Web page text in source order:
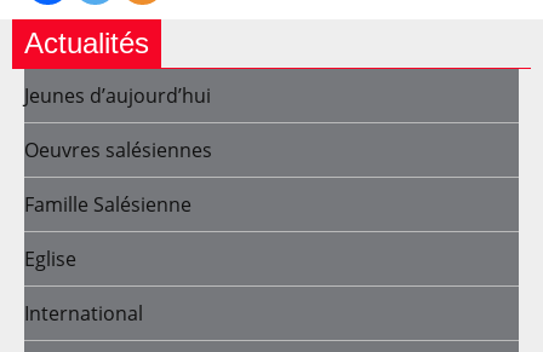
Actualités
Jeunes d’aujourd’hui
Oeuvres salésiennes
Famille Salésienne
Eglise
International